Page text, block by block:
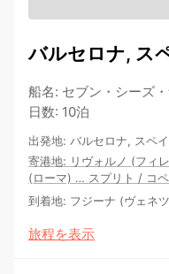
バルセロナ, ス
船名: セブン・シーズ
日数: 10泊
出発地: バルセロナ, スペ
寄港地: リヴォルノ (フィ
(ローマ) … スプリト / コ
到着地: フジーナ (ヴェネ
旅程を表示